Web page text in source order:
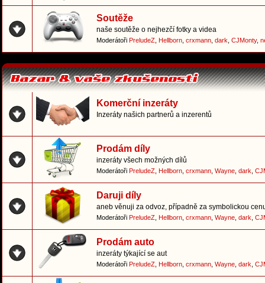
Soutěže
naše soutěže o nejhezčí fotky a videa
Moderátoři PreludeZ Hellborn crxmann dark CJMonty,
Komerční inzeráty
Inzeráty našich partnerů a inzerentů
Prodám díly
inzeráty všech možných dílů
Moderátoři PreludeZ Hellborn crxmann Wayne dark
Daruji díly
aneb věnuji za odvoz, případně za symbolickou
Moderátoři PreludeZ Hellborn crxmann Wayne dark
Prodám auto
inzeráty týkající se aut
Moderátoři PreludeZ Hellborn crxmann Wayne dark